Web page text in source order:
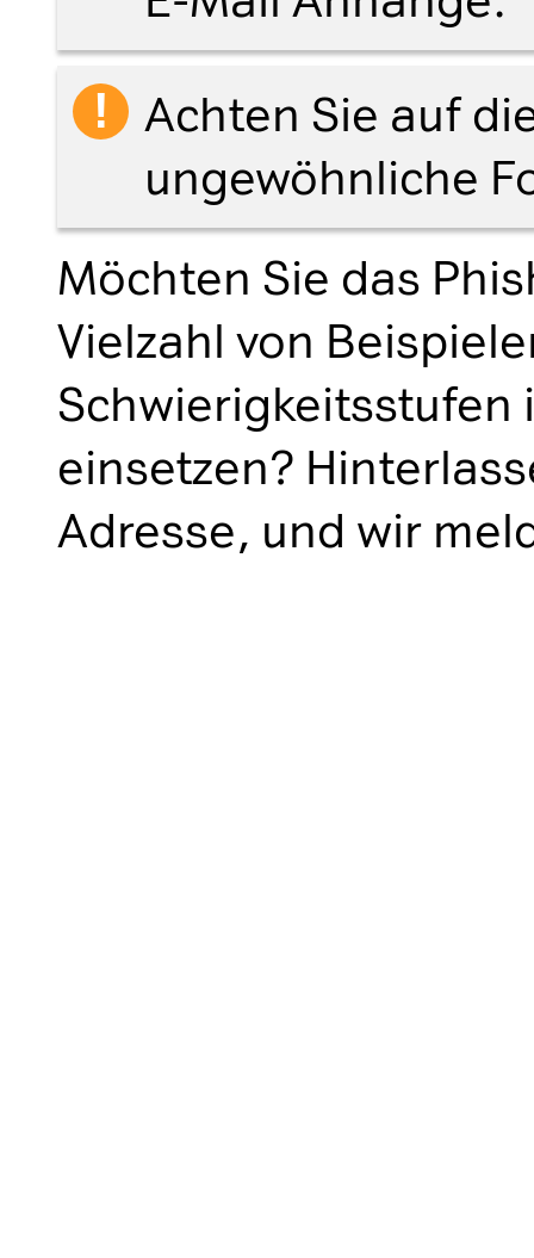
Achten Sie auf
ungewöhnliche
Möchten Sie das
Vielzahl von
Schwierigkeitsstufen
einsetzen?
Adresse, und wir